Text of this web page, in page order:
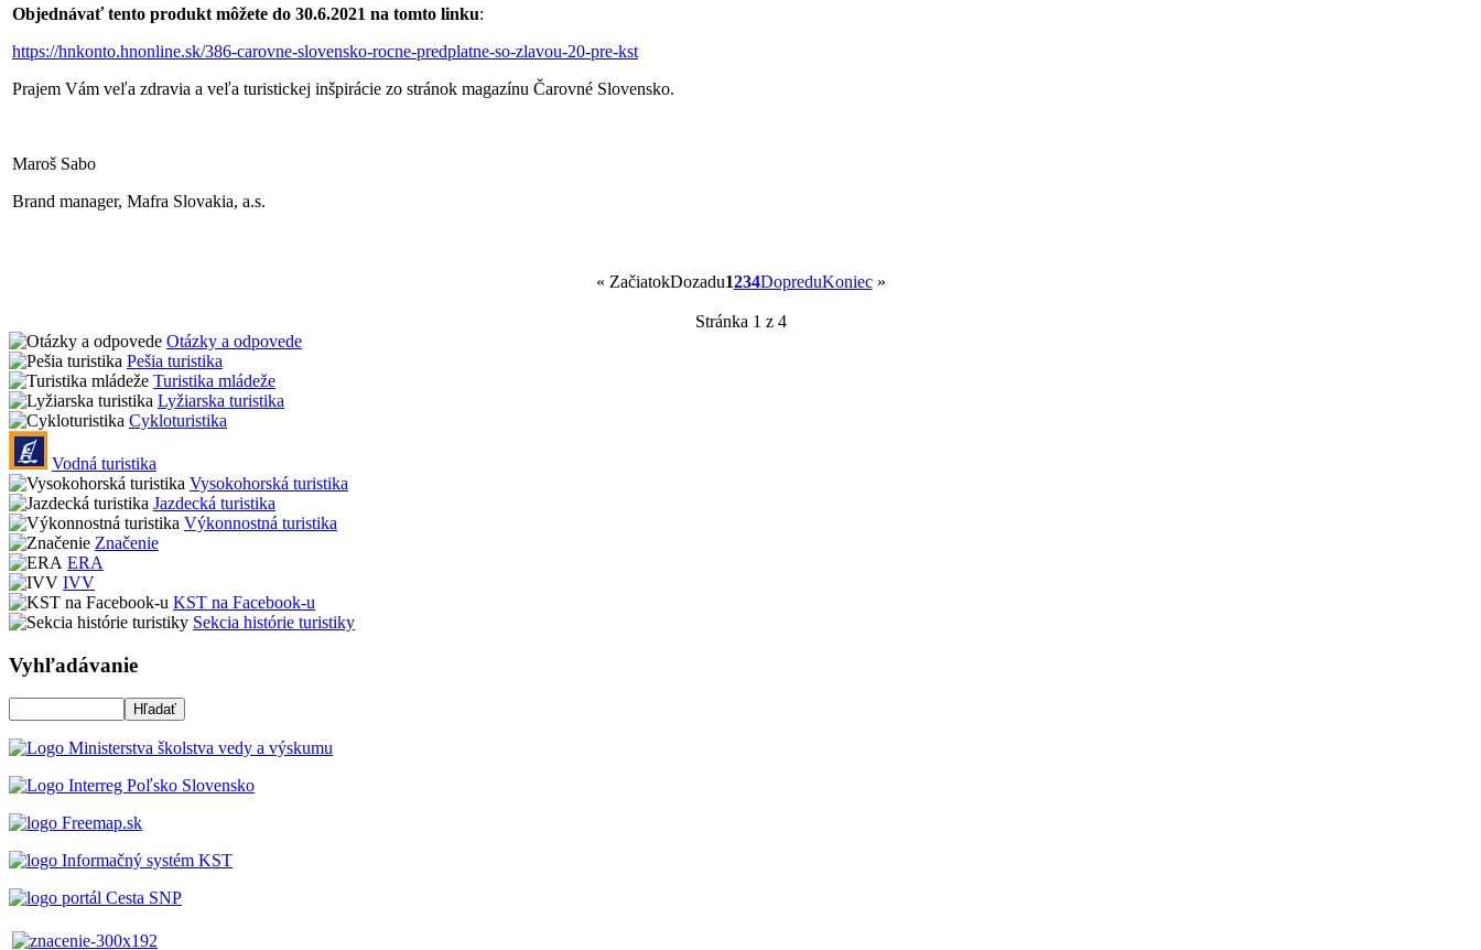
Objednávať tento produkt môžete do 30.6.2021 na tomto linku:
https://hnkonto.hnonline.sk/386-carovne-slovensko-rocne-predplatne-so-zlavou-20-pre-kst
Prajem Vám veľa zdravia a veľa turistickej inšpirácie zo stránok magazínu Čarovné Slovensko.
Maroš Sabo
Brand manager, Mafra Slovakia, a.s.
« ZačiatokDozadu1234DopreduKoniec»
Stránka 1 z 4
Otázky a odpovede
Pešia turistika
Turistika mládeže
Lyžiarska turistika
Cykloturistika
Vodná turistika
Vysokohorská turistika
Jazdecká turistika
Výkonnostná turistika
Značenie
ERA
IVV
KST na Facebook-u
Sekcia histórie turistiky
Vyhľadávanie